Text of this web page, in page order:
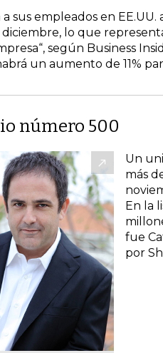
sus empleados en
lo que
según Business
un aumento de 11%
número 500
Un
más
En la
fue
por